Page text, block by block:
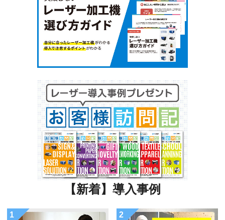
【新着】導入事例
1 2